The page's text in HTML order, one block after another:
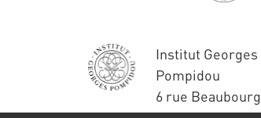
Institut Georges
Pompidou
6 rue Beaubourg